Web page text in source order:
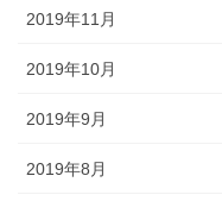
2019年11月
2019年10月
2019年9月
2019年8月